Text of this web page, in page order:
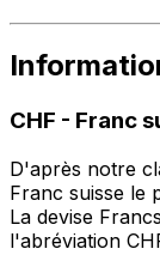
CHF - Franc
D'après notre
Franc suisse le
La devise
l'abréviation